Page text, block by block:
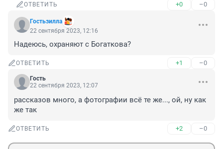
ОТВЕТИТЬ +0 –0
Гостьзилла
22 сентября 2023, 12:16
Надеюсь, охраняют с Богаткова?
ОТВЕТИТЬ +1 –0
Гость
22 сентября 2023, 12:07
рассказов много, а фотографии всё те же..., ой, ну как
же так
ОТВЕТИТЬ +2 –0